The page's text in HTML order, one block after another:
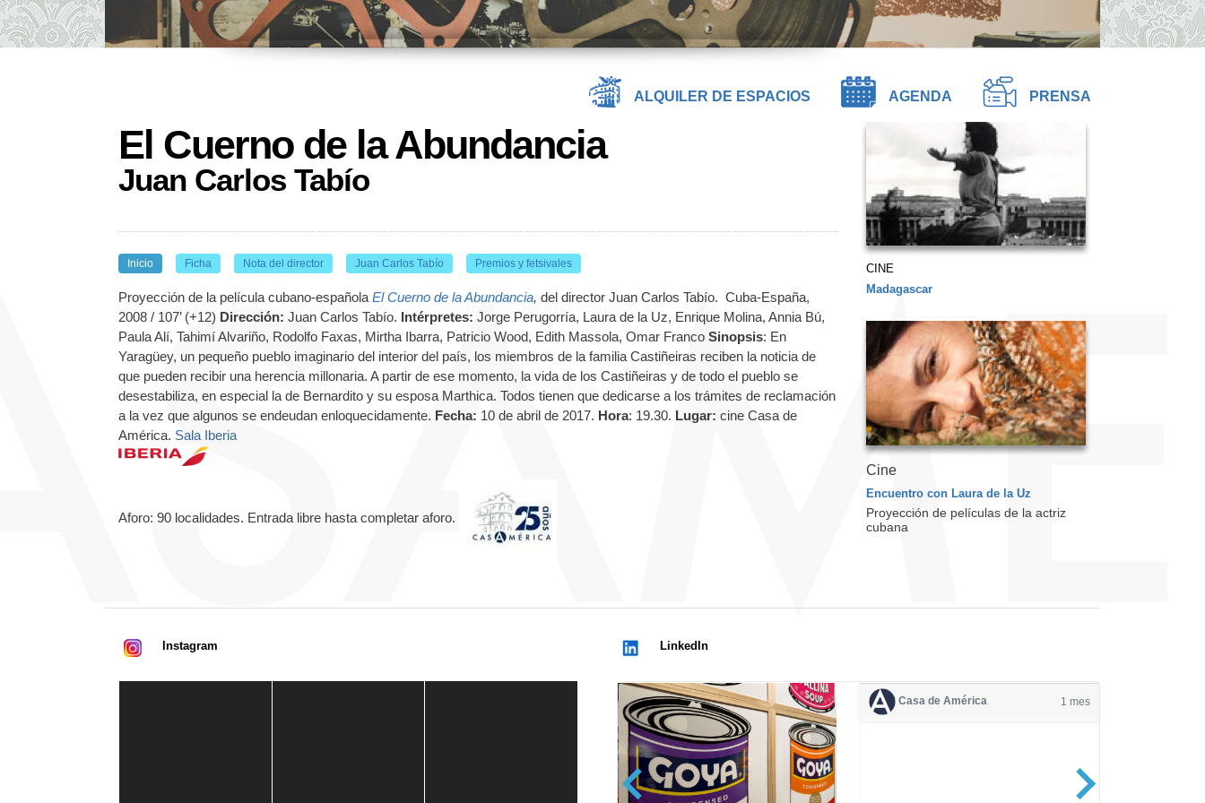
ALQUILER DE ESPACIOS AGENDA PRENSA
El Cuerno de la Abundancia
Juan Carlos Tabío
Inicio Ficha Nota del director Juan Carlos Tabío Premios y fetsivales
Proyección de la película cubano-española El Cuerno de la Abundancia, del director Juan Carlos Tabío. Cuba-España,
2008 / 107’ (+12) Dirección: Juan Carlos Tabío. Intérpretes: Jorge Perugorría, Laura de la Uz, Enrique Molina, Annia Bú,
Paula Alí, Tahimí Alvariño, Rodolfo Faxas, Mirtha Ibarra, Patricio Wood, Edith Massola, Omar Franco Sinopsis: En
Yaragüey, un pequeño pueblo imaginario del interior del país, los miembros de la familia Castiñeiras reciben la noticia de
que pueden recibir una herencia millonaria. A partir de ese momento, la vida de los Castiñeiras y de todo el pueblo se
desestabiliza, en especial la de Bernardito y su esposa Marthica. Todos tienen que dedicarse a los trámites de reclamación
a la vez que algunos se endeudan enloquecidamente. Fecha: 10 de abril de 2017. Hora: 19.30. Lugar: cine Casa de
América. Sala Iberia
Aforo: 90 localidades. Entrada libre hasta completar aforo.
CINE
Madagascar
Cine
Encuentro con Laura de la Uz
Proyección de películas de la actriz
cubana
Instagram LinkedIn
Casa de América 1 mes